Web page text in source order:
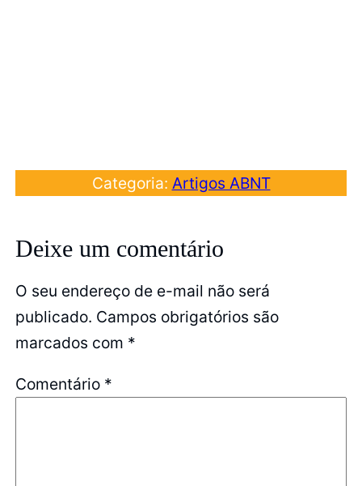
Categoria: Artigos ABNT
Deixe um comentário
O seu endereço de e-mail não será
publicado. Campos obrigatórios são
marcados com *
Comentário *